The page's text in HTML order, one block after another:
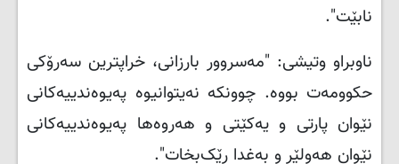
نابێت."
ناوبراو وتیشی: "مەسروور بارزانی، خراپترین سەرۆکی
حکوومەت بووە. چوونکە نەیتوانیوە پەیوەندییەکانی
نێوان پارتی و یەکێتی و هەروەها پەیوەندییەکانی
نێوان هەولێر و بەغدا رێک‌بخات."